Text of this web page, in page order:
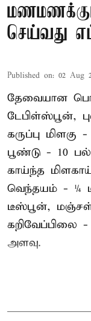
மணமணக்கும்
செய்வது
Published on: 02 Aug
தேவையான
டேபிள்ஸ்பூன்,
கருப்பு
பூண்டு - 10
காய்ந்த
வெந்தயம் - ¼
டீஸ்பூன்,
கறிவேப்பிலை
அளவு.